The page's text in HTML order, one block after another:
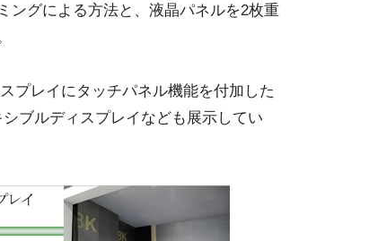
ングによる方法と、液晶パネルを2枚重
プレイにタッチパネル機能を付加した
ブルディスプレイなども展示してい